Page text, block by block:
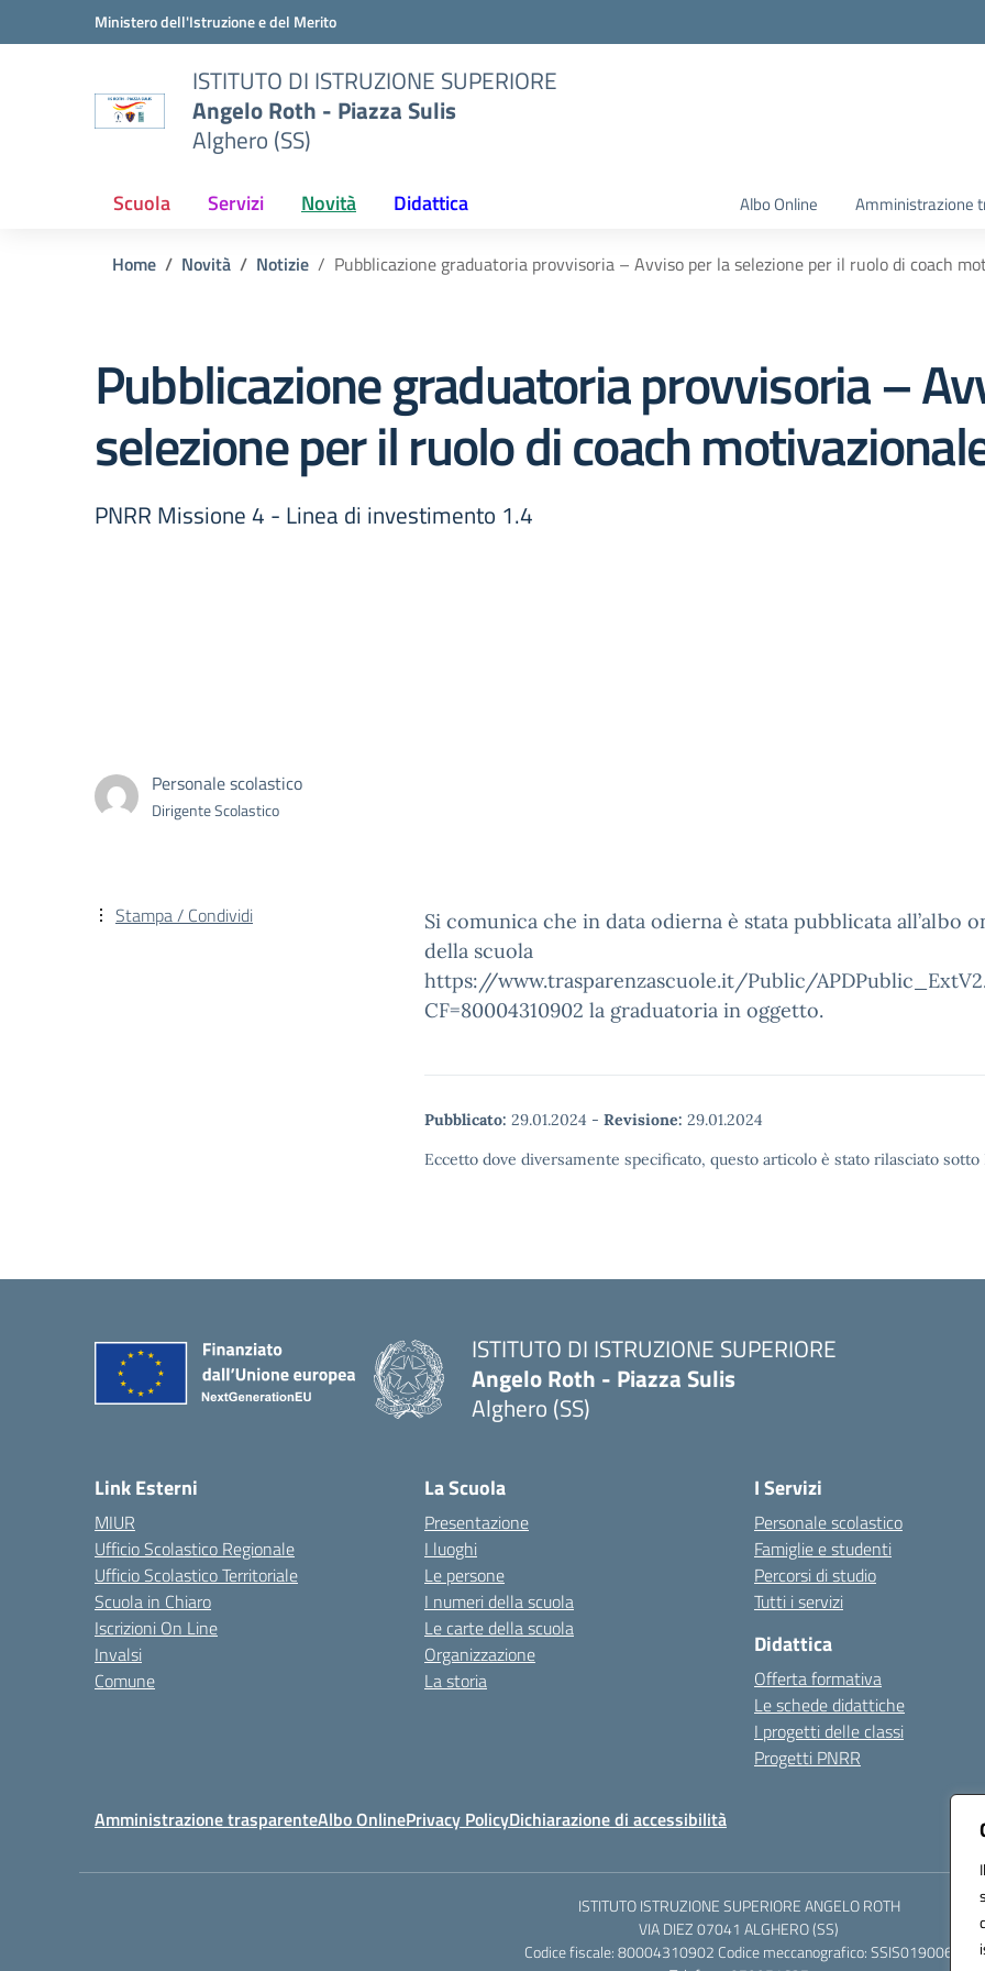
Vai ai contenuti
Vai al menu di navigazioneMinistero dell'Istruzione e del Merito
ISTITUTO DI ISTRUZIONE SUPERIORE
Angelo Roth - Piazza Sulis
Alghero (SS)
Scuola Servizi Novità Didattica Albo Online Amministrazione
Home Novità Notizie Pubblicazione graduatoria provvisoria – Avviso per la selezione per il ruolo di coach
Pubblicazione graduatoria provvisoria –
selezione per il ruolo di coach
PNRR Missione 4 - Linea di investimento 1.4
Personale scolastico
Dirigente Scolastico
Si comunica che in data odierna è stata pubblicata all’albo
della scuola
https://www.trasparenzascuole.it/Public/
CF=80004310902 la graduatoria in oggetto.
Pubblicato: 29.01.2024 - Revisione: 29.01.2024
Eccetto dove diversamente specificato, questo articolo è stato rilasciato
Stampa / Condividi
ISTITUTO DI ISTRUZIONE SUPERIORE
Angelo Roth - Piazza Sulis
Alghero (SS)
Link Esterni
MIUR
Ufficio Scolastico Regionale
Ufficio Scolastico Territoriale
Scuola in Chiaro
Iscrizioni On Line
Invalsi
Comune
La Scuola
Presentazione
I luoghi
Le persone
I numeri della scuola
Le carte della scuola
Organizzazione
La storia
I Servizi
Personale scolastico
Famiglie e studenti
Percorsi di studio
Tutti i servizi
Didattica
Offerta formativa
Le schede didattiche
I progetti delle classi
Progetti PNRR
Amministrazione trasparenteAlbo OnlinePrivacy PolicyDichiarazione di accessibilità
ISTITUTO ISTRUZIONE SUPERIORE ANGELO ROTH
VIA DIEZ 07041 ALGHERO (SS)
Codice fiscale: 80004310902 Codice meccanografico: SSIS019006